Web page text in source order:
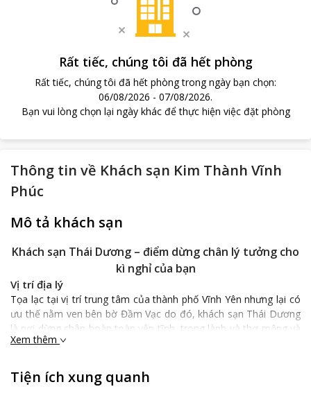
Rất tiếc, chúng tôi đã hết phòng
Rất tiếc, chúng tôi đã hết phòng trong ngày bạn chọn:
06/08/2026 - 07/08/2026.
Bạn vui lòng chọn lại ngày khác để thực hiện việc đặt phòng
Thông tin về Khách sạn Kim Thành Vĩnh
Phúc
Mô tả khách sạn
Khách sạn Thái Dương – điểm dừng chân lý tưởng cho
kì nghỉ của bạn
Vị trí địa lý
Tọa lạc tại vị trí trung tâm của thành phố Vĩnh Yên nhưng lại có
ưu thế nằm ven bên bờ Đầm Vạc do đó, khách sạn Thái Dương
là nơi dừng chân hoàn toàn yên tĩnh, trong lành và thơ mộng và
thuận tiện cho các chuyến tham quan của các du khách khi đến
Đặc biệt hơn, chỉ mất khoảng 20 phút đi ô tô từ
các du khách có thể đến sân bay quốc tế vì vậy rất tiện lợi
Xem thêm
Tiện ích xung quanh